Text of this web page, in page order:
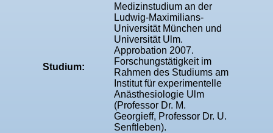
Studium:
Medizinstudium an der
Ludwig-Maximilians-
Universität München und
Universität Ulm.
Approbation 2007.
Forschungstätigkeit im
Rahmen des Studiums am
Institut für experimentelle
Anästhesiologie Ulm
(Professor Dr. M.
Georgieff, Professor Dr. U.
Senftleben).